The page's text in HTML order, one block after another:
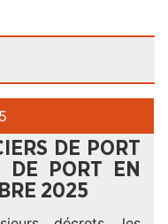
DE PORT
DE PORT EN
2025